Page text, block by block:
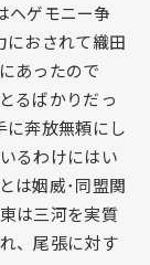
ヘゲモニー争
におされて織田
あったので
るばかりだっ
に奔放無頼にし
るわけにはい
は姻威･同盟関
は三河を実質
、尾張に対す